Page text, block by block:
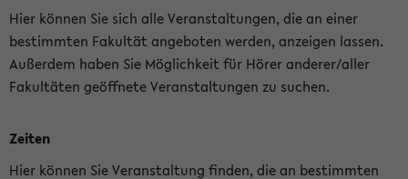
Hier können Sie sich alle Veranstaltungen, die an einer
bestimmten Fakultät angeboten werden, anzeigen lassen.
Außerdem haben Sie Möglichkeit für Hörer anderer/aller
Fakultäten geöffnete Veranstaltungen zu suchen.
Zeiten
Hier können Sie Veranstaltung finden, die an bestimmten